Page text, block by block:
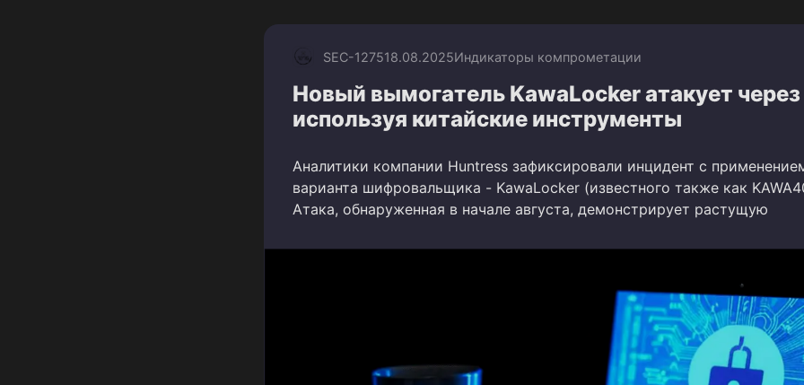
SEC-127518.08.2025Индикаторы компрометации
Новый вымогатель KawaLocker атакует через
используя китайские инструменты
Аналитики компании Huntress зафиксировали инцидент с
варианта шифровальщика - KawaLocker (известного также как
Атака, обнаруженная в начале августа, демонстрирует растущую